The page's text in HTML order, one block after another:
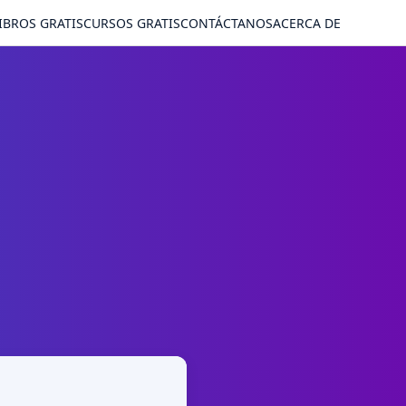
GRATISCURSOS GRATISCONTÁCTANOSACERCA DE